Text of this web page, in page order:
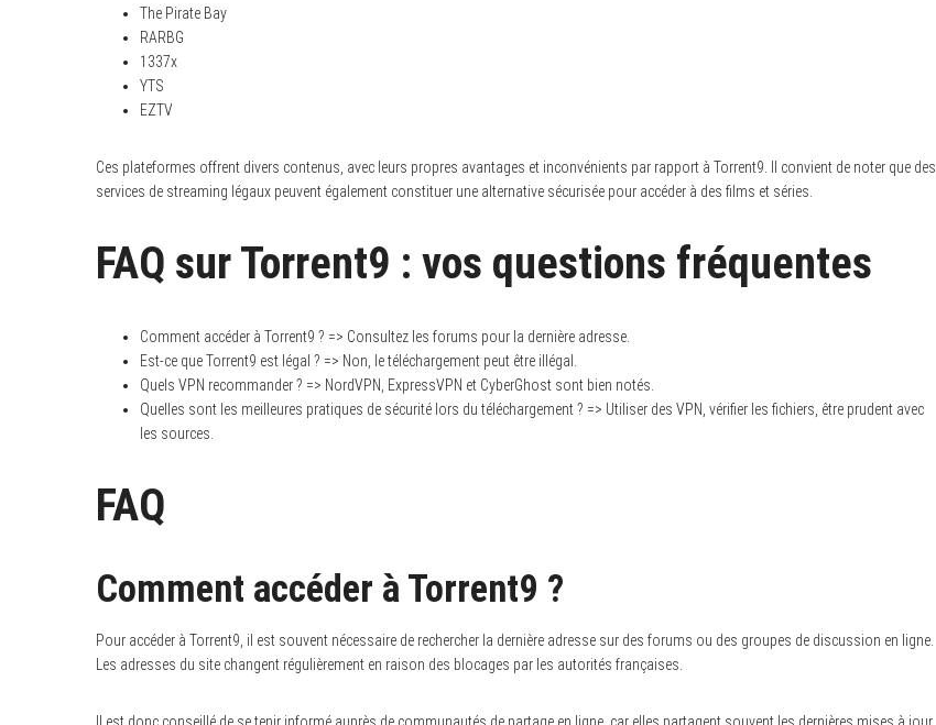
The Pirate Bay
RARBG
1337x
YTS
EZTV
Ces plateformes offrent divers contenus, avec leurs propres avantages et inconvénients par rapport à Torrent9. Il convient de noter que des
services de streaming légaux peuvent également constituer une alternative sécurisée pour accéder à des films et séries.
FAQ sur Torrent9 : vos questions fréquentes
Comment accéder à Torrent9 ? => Consultez les forums pour la dernière adresse.
Est-ce que Torrent9 est légal ? => Non, le téléchargement peut être illégal.
Quels VPN recommander ? => NordVPN, ExpressVPN et CyberGhost sont bien notés.
Quelles sont les meilleures pratiques de sécurité lors du téléchargement ? => Utiliser des VPN, vérifier les fichiers, être prudent avec
les sources.
FAQ
Comment accéder à Torrent9 ?
Pour accéder à Torrent9, il est souvent nécessaire de rechercher la dernière adresse sur des forums ou des groupes de discussion en ligne.
Les adresses du site changent régulièrement en raison des blocages par les autorités françaises.
Il est donc conseillé de se tenir informé auprès de communautés de partage en ligne, car elles partagent souvent les dernières mises à jour.